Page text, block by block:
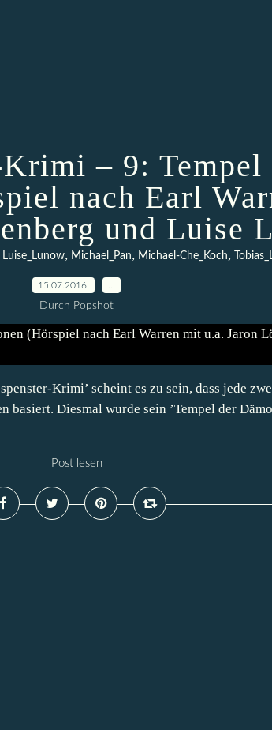
Krimi – 9: Tempel
nach Earl
und Luise
Luise_Lunow, Michael_Pan, Michael-Che_Koch,
15.07.2016
Durch Popshot
Krimi’ scheint es zu sein, dass jede
Diesmal wurde sein ’Tempel der
Post lesen